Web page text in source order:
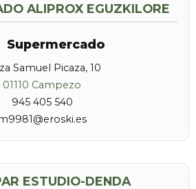
ALIPROX EGUZKILORE
Supermercado
Samuel Picaza, 10
01110 Campezo
945 405 540
ESTUDIO-DENDA